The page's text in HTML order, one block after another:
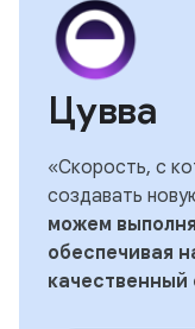
Цувва
«Скорость, с
создавать
можем
обеспечивая
качественный